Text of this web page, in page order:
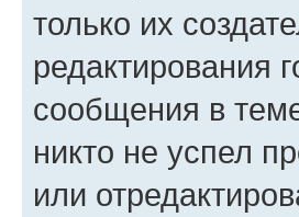
только их
редактирования
сообщения в
никто не успел
или